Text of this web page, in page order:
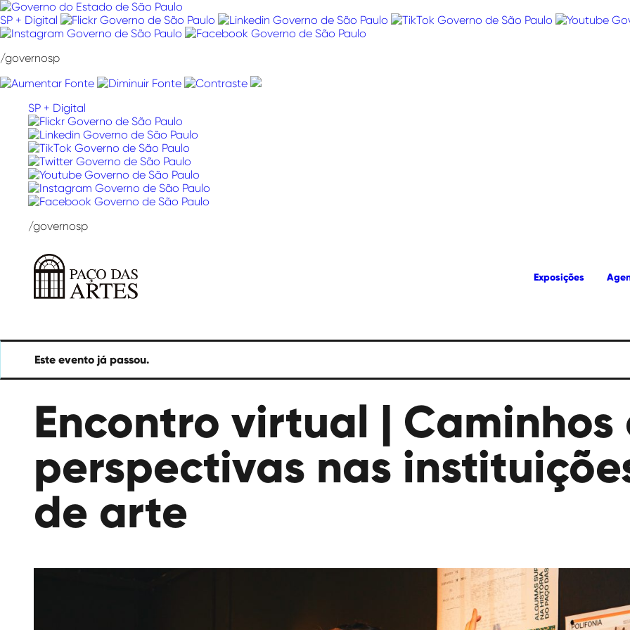
Pular
para
o
SP + Digital
/governosp
SP + Digital
/governosp
Exposições
Este evento já passou.
Encontro virtual | Caminhos
perspectivas nas
de arte